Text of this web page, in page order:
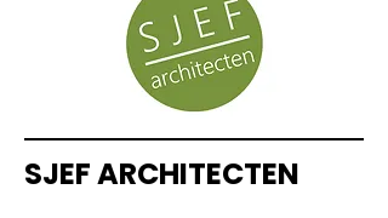
SJEF ARCHITECTEN